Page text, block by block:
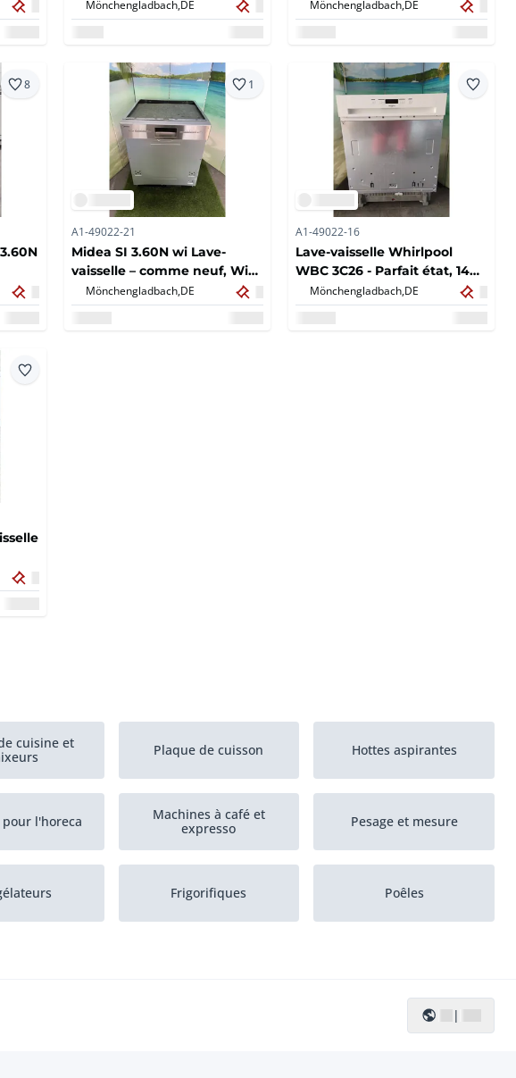
Mönchengladbach, DE Mönchengladbach, DE
8 1
A1-49022-21
Midea SI 3.60N wi Lave-
vaisselle – comme neuf, WiFi,
13 couverts
Mönchengladbach, DE
A1-49022-16
Lave-vaisselle Whirlpool
WBC 3C26 - Parfait état, 14
couverts, 6e sens
Mönchengladbach, DE
cuisine et
Plaque de cuisson Hottes aspirantes
pour l'horeca
Machines à café et
expresso
Pesage et mesure
Frigorifiques Poêles
|